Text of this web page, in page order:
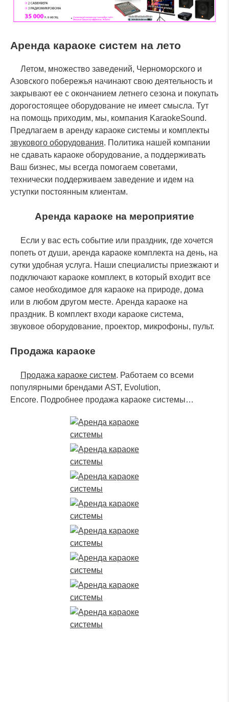
Оставьте заявку и наш
специалист свяжется с
Аренда караоке систем на лето
Летом, множество заведений, Черноморского и
Азовского побережья начинают свою деятельность и
закрывают ее с окончанием летнего сезона и покупать
дорогостоящее оборудование не имеет смысла. Тут
на помощь приходим, мы, компания KaraokeSound.
Предлагаем в аренду караоке системы и комплекты
звукового оборудования. Политика нашей компании
не сдавать караоке оборудование, а поддерживать
Ваш бизнес, мы всегда помогаем советами,
технически поддерживаем заведение и идем на
уступки постоянным клиентам.
Аренда караоке на мероприятие
Если у вас есть событие или праздник, где хочется
попеть от души, аренда караоке комплекта на день, на
сутки удобная услуга. Наши специалисты приезжают и
подключают караоке комплект, в который входит все
самое необходимое для караоке на природе, дома
или в любом другом месте. Аренда караоке на
праздник. В комплект входи караоке система,
звуковое оборудование, проектор, микрофоны, пульт.
Продажа караоке
Продажа караоке систем. Работаем со всеми
популярными брендами AST, Evolution,
Encore. Подробнее продажа караоке системы…